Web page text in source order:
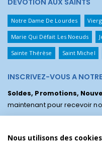
DÉVOTION AUX SAINTS
Notre Dame De Lourdes
Marie Qui Défait Les Noeuds
Sainte Thérèse Saint Michel
INSCRIVEZ-VOUS A
Soldes, Promotions,
maintenant pour recevoir
Nous utilisons des cookies